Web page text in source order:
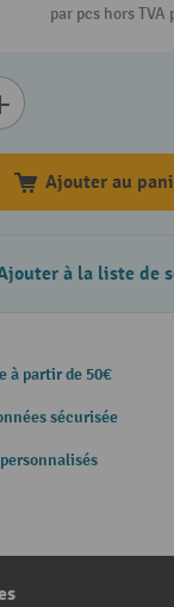
par pcs hors TVA
Ajouter au
à la liste de
à partir de 50€
sécurisée